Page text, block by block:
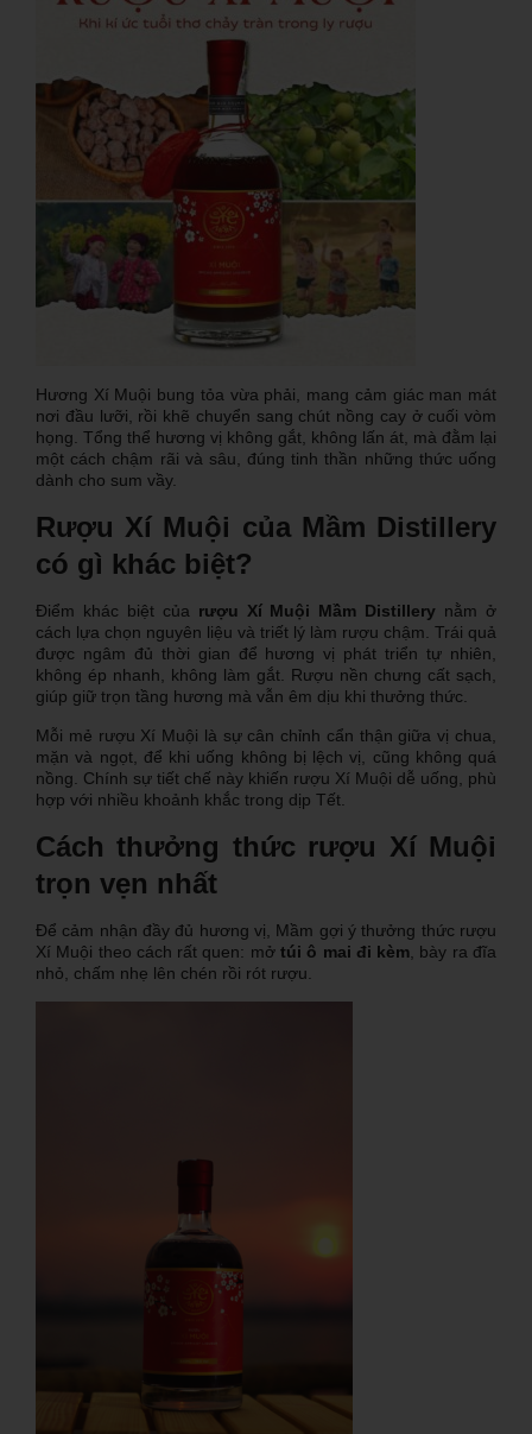
Hương Xí Muội bung tỏa vừa phải, mang cảm giác man mát
nơi đầu lưỡi, rồi khẽ chuyển sang chút nồng cay ở cuối vòm
họng. Tổng thể hương vị không gắt, không lấn át, mà đằm lại
một cách chậm rãi và sâu, đúng tinh thần những thức uống
dành cho sum vầy.
Rượu Xí Muội của Mầm Distillery
có gì khác biệt?
Điểm khác biệt của rượu Xí Muội Mầm Distillery nằm ở
cách lựa chọn nguyên liệu và triết lý làm rượu chậm. Trái quả
được ngâm đủ thời gian để hương vị phát triển tự nhiên,
không ép nhanh, không làm gắt. Rượu nền chưng cất sạch,
giúp giữ trọn tầng hương mà vẫn êm dịu khi thưởng thức.
Mỗi mẻ rượu Xí Muội là sự cân chỉnh cẩn thận giữa vị chua,
mặn và ngọt, để khi uống không bị lệch vị, cũng không quá
nồng. Chính sự tiết chế này khiến rượu Xí Muội dễ uống, phù
hợp với nhiều khoảnh khắc trong dịp Tết.
Cách thưởng thức rượu Xí Muội
trọn vẹn nhất
Để cảm nhận đầy đủ hương vị, Mầm gợi ý thưởng thức rượu
Xí Muội theo cách rất quen: mở túi ô mai đi kèm , bày ra đĩa
nhỏ, chấm nhẹ lên chén rồi rót rượu.